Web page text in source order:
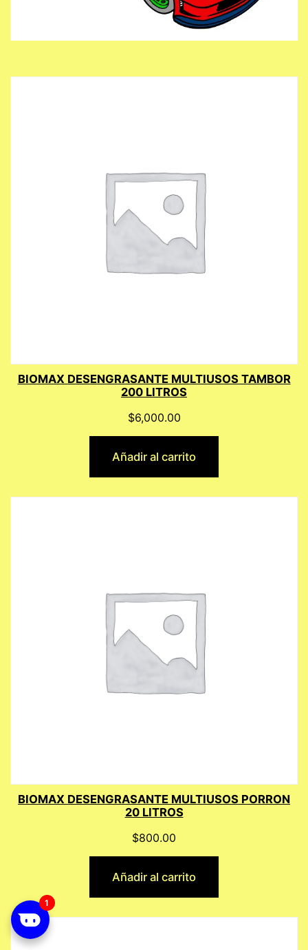
BIOMAX DESENGRASANTE MULTIUSOS TAMBOR
200 LITROS
$6,000.00
Añadir al carrito
BIOMAX DESENGRASANTE MULTIUSOS PORRON
20 LITROS
$800.00
Añadir al carrito